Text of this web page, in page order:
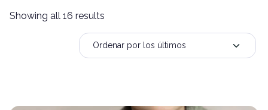
Showing all 16 results